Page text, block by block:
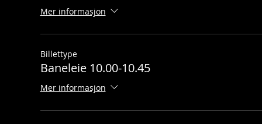
Mer informasjon
Billettype
Baneleie 10.00-10.45
Mer informasjon